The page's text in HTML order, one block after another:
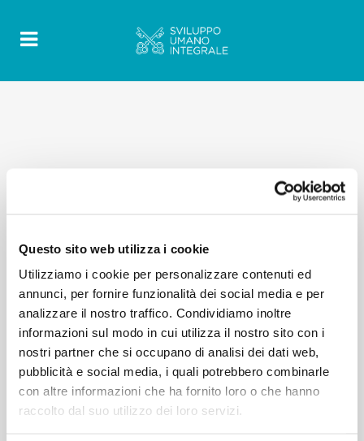
Questo sito web utilizza i cookie
Utilizziamo i cookie per personalizzare contenuti ed
annunci, per fornire funzionalità dei social media e per
analizzare il nostro traffico. Condividiamo inoltre
informazioni sul modo in cui utilizza il nostro sito con i
nostri partner che si occupano di analisi dei dati web,
pubblicità e social media, i quali potrebbero combinarle
con altre informazioni che ha fornito loro o che hanno
raccolto dal suo utilizzo dei loro servizi.